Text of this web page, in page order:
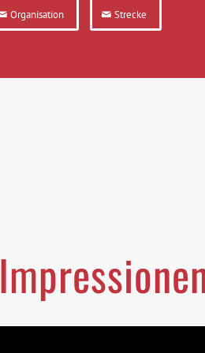
Organisation Strecke